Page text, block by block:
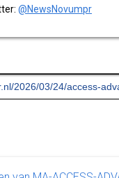
@NewsNovumpr